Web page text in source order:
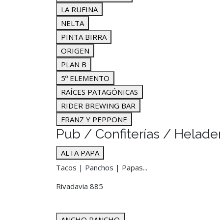
LA RUFINA
NELTA
PINTA BIRRA
ORIGEN
PLAN B
5º ELEMENTO
RAÍCES PATAGÓNICAS
RIDER BREWING BAR
FRANZ Y PEPPONE
Pub / Confiterías /
ALTA PAPA
Tacos | Panchos | Papas...
Rivadavia 885